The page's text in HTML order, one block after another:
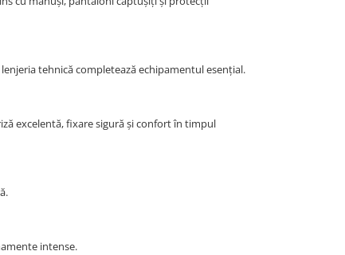
tehnică completează echipamentul esențial.
excelentă, fixare sigură și confort în timpul
intense.